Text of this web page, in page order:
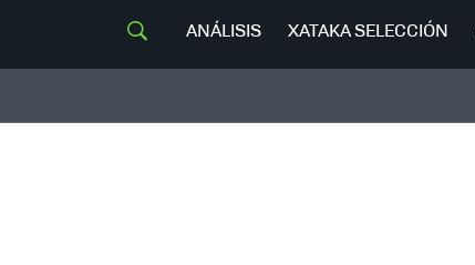
ANÁLISIS XATAKA SELECCIÓN